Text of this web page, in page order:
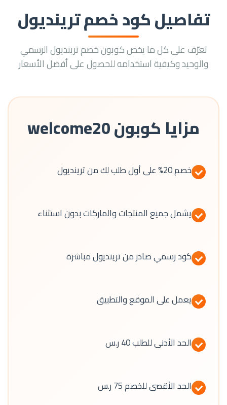
تفاصيل كود خصم ترينديول
تعرّف على كل ما يخص كوبون خصم ترينديول الرسمي
والوحيد وكيفية استخدامه للحصول على أفضل الأسعار
مزايا كوبون welcome20
خصم 20% على أول طلب لك من ترينديول
يشمل جميع المنتجات والماركات بدون استثناء
كود رسمي صادر من ترينديول مباشرة
يعمل على الموقع والتطبيق
الحد الأدنى للطلب 40 ر.س
الحد الأقصى للخصم 75 ر.س